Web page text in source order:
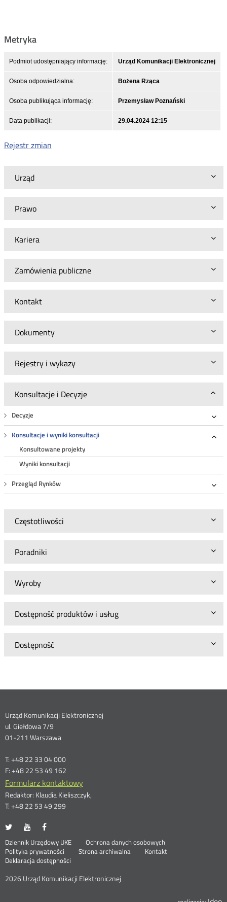
Urząd
Prawo
Kariera
Zamówienia publiczne
Kontakt
Dokumenty
Rejestry i wykazy
Konsultacje i Decyzje
Decyzje
Konsultacje i wyniki konsultacji
Konsultowane projekty
Wyniki konsultacji
Przegląd Rynków
Częstotliwości
Poradniki
Wyroby
Dostępność produktów i usług
Dostępność
Metryka
Podmiot udostępniający informację: Urząd Komunikacji Elektronicznej
Osoba odpowiedzialna: Bożena Rząca
Osoba publikująca informację: Przemysław Poznański
Data publikacji: 29.04.2024 12:15
Rejestr zmian
Dane
kontaktowe
Urząd Komunikacji Elektronicznej
ul. Giełdowa 7/9
01-211 Warszawa
T: +48 22 33 04 000
F: +48 22 53 49 162
Formularz kontaktowy
Redaktor: Klaudia Kieliszczyk,
T: +48 22 53 49 299
UKE
portalu
Twitter
Otwórz
nowym
oknie
UKE
portalu
Youtube
Otwórz
nowym
oknie
portalu
Facebook
nowym
oknie
Stopka
menu
Dziennik Urzędowy UKE Otwórz
Ochrona danych osobowych
Polityka prywatności
Otwórz
w
oknie
Strona archiwalna
Kontakt
Deklaracja dostępności
2026 Urząd Komunikacji Elektronicznej